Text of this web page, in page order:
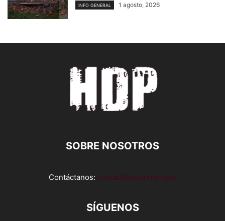
INFO GENERAL 1 agosto, 2026
SOBRE NOSOTROS
Contáctanos: contact@yoursite.com
SÍGUENOS